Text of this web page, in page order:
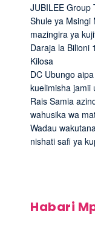
JUBILEE Group
Shule ya Msingi
mazingira ya
Daraja la Bilioni
Kilosa
DC Ubungo
kuelimisha jamii
Rais Samia
wahusika wa
Wadau
nishati safi ya
Habari